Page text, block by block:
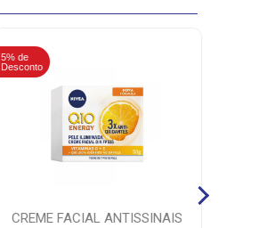
5% de
Desconto
CREME FACIAL ANTISSINAIS